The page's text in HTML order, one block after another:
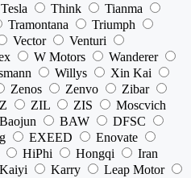
Tesla Think
Tianma
Tramontana
Triumph
Vector
Venturi
W Motors
Wanderer
Willys
Xin Kai
Zenos Zenvo
Zibar
ZIL ZIS
Moscvich
Baojun BAW
DFSC
EXEED
Enovate
HiPhi Hongqi
Iran
Kaiyi Karry
Leap Motor